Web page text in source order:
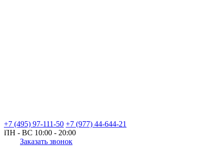
+7 (495) 97-111-50 +7 (977) 44-644-21
ПН - ВС 10:00 - 20:00
Заказать звонок